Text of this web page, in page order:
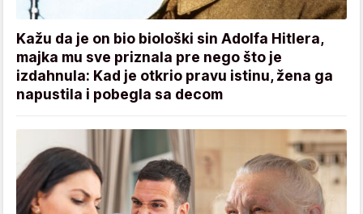
Kažu da je on bio biološki sin Adolfa Hitlera,
majka mu sve priznala pre nego što je
izdahnula: Kad je otkrio pravu istinu, žena ga
napustila i pobegla sa decom